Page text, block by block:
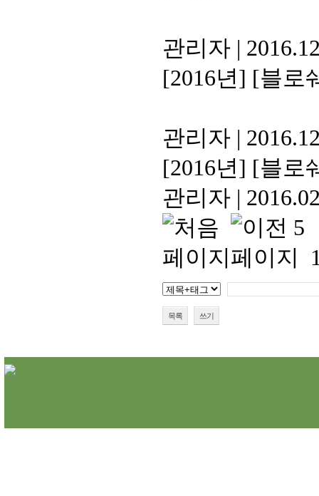
관리자 |
[2016년] [블로
관리자 |
[2016년] [블로
관리자 |
목록 쓰기